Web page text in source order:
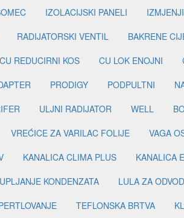
IZOLACIJSKI PANELI
RADIJATORSKI VENTIL BAKRENE
CU REDUCIRNI KOS CU LOK ENOJNI
PRODIGY PODPULTNI
ULJNI RADIJATOR WELL
VREĆICE ZA VARILAC FOLIJE VAGA
KANALICA CLIMA PLUS KANALICA
KONDENZATA LULA ZA
TEFLONSKA BRTVA